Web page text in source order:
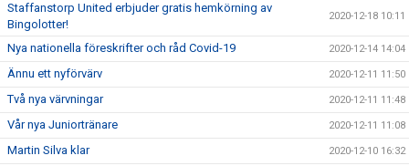
Staffanstorp United erbjuder gratis hemkörning av
Bingolotter!
2020-12-18 10:11
Nya nationella föreskrifter och råd Covid-19 2020-12-14 14:04
Ännu ett nyförvärv 2020-12-11 11:50
Två nya värvningar 2020-12-11 11:48
Vår nya Juniortränare 2020-12-11 11:08
Martin Silva klar 2020-12-10 16:32